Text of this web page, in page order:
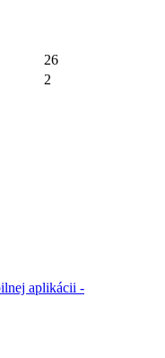
26
2
aplikácii -